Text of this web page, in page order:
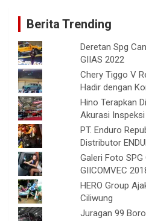
Berita Trending
Deretan Spg
GIIAS 2022
Chery Tiggo V
Hadir dengan
Hino Terapkan
Akurasi Inspeksi
PT. Enduro
Distributor
Galeri Foto
GIICOMVEC
HERO Group
Ciliwung
Juragan 99